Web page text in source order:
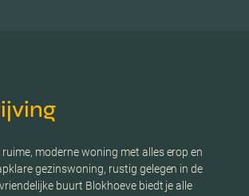
moderne woning met alles erop en
gezinswoning, rustig gelegen in de
buurt Blokhoeve biedt je alle